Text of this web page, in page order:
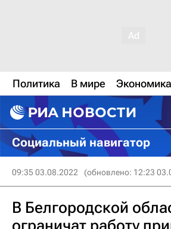
Политика В мире Экономика
Социальный навигатор
09:35 03.08.2022 (обновлено: 12:23
В Белгородской
ограничат работу